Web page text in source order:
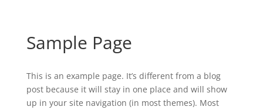
Sample Page
This is an example page. It’s different from a blog
post because it will stay in one place and will show
up in your site navigation (in most themes). Most